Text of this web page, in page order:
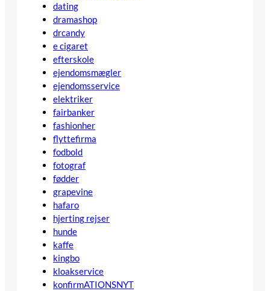
dating
dramashop
drcandy
e cigaret
efterskole
ejendomsmægler
ejendomsservice
elektriker
fairbanker
fashionher
flyttefirma
fodbold
fotograf
fødder
grapevine
hafaro
hjerting rejser
hunde
kaffe
kingbo
kloakservice
konfirmATIONSNYT